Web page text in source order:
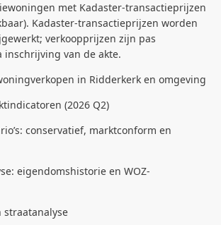
met Kadaster-transactieprijzen
Kadaster-transactieprijzen worden
verkoopprijzen zijn pas
inschrijving van de akte.
in Ridderkerk en omgeving
(2026 Q2)
conservatief, marktconform en
eigendomshistorie en WOZ-